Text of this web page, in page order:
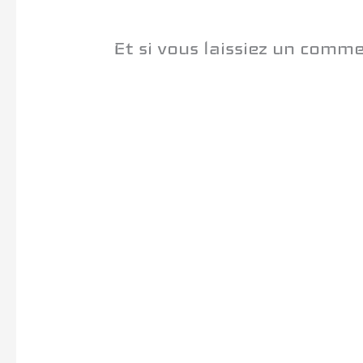
Et si vous laissiez un